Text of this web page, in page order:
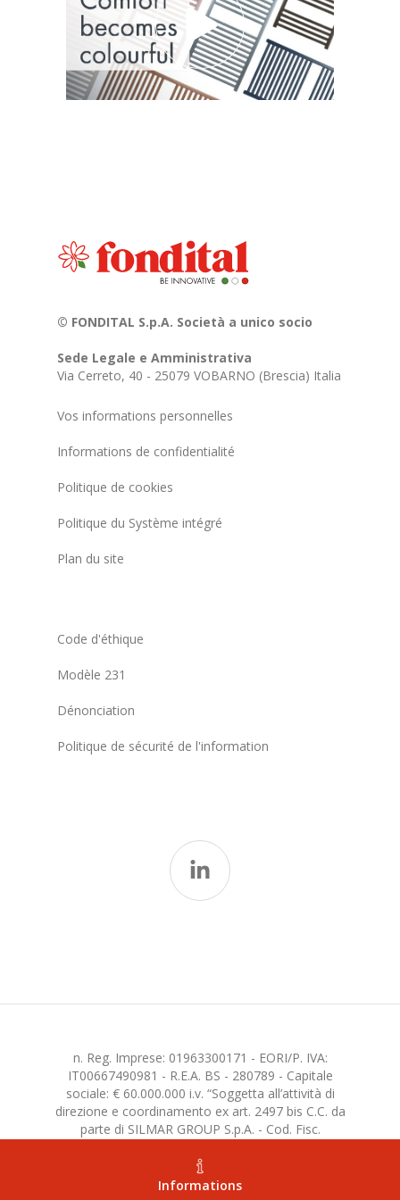
Informations
© FONDITAL S.p.A. Società a unico socio
Sede Legale e Amministrativa
Via Cerreto, 40 - 25079 VOBARNO (Brescia) Italia
Vos informations personnelles
Informations de confidentialité
Politique de cookies
Politique du Système intégré
Plan du site
Code d'éthique
Modèle 231
Dénonciation
Politique de sécurité de l'information
n. Reg. Imprese: 01963300171 - EORI/P. IVA:
IT00667490981 - R.E.A. BS - 280789 - Capitale
sociale: € 60.000.000 i.v. “Soggetta all’attività di
direzione e coordinamento ex art. 2497 bis C.C. da
parte di SILMAR GROUP S.p.A. - Cod. Fisc.